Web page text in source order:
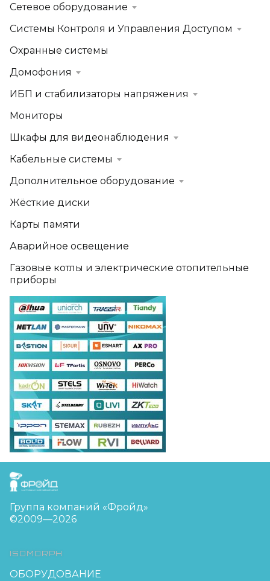
Сетевое оборудование
Системы Контроля и Управления Доступом
Охранные системы
Домофония
ИБП и стабилизаторы напряжения
Мониторы
Шкафы для видеонаблюдения
Кабельные системы
Дополнительное оборудование
Жёсткие диски
Карты памяти
Аварийное освещение
Газовые котлы и электрические отопительные
приборы
FreudGroup
Группа компаний «Фройд»
©2009—2026
ISOMORPH
ОБОРУДОВАНИЕ